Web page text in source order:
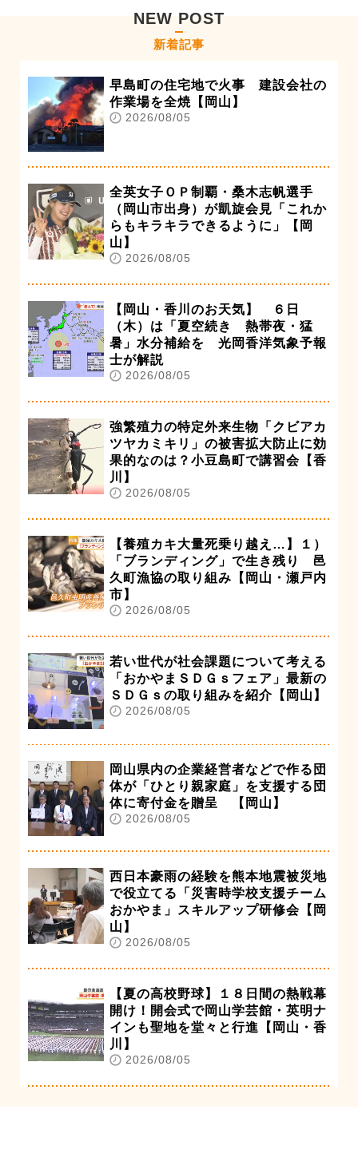
NEW POST
新着記事
早島町の住宅地で火事 建設会社の
作業場を全焼【岡山】
2026/08/05
全英女子ＯＰ制覇・桑木志帆選手
（岡山市出身）が凱旋会見「これか
らもキラキラできるように」【岡
山】
2026/08/05
【岡山・香川のお天気】 ６日
（木）は「夏空続き 熱帯夜・猛
暑」水分補給を 光岡香洋気象予報
士が解説
2026/08/05
強繁殖力の特定外来生物「クビアカ
ツヤカミキリ」の被害拡大防止に効
果的なのは？小豆島町で講習会【香
川】
2026/08/05
【養殖カキ大量死乗り越え…】１）
「ブランディング」で生き残り 邑
久町漁協の取り組み【岡山・瀬戸内
市】
2026/08/05
若い世代が社会課題について考える
「おかやまＳＤＧｓフェア」最新の
ＳＤＧｓの取り組みを紹介【岡山】
2026/08/05
岡山県内の企業経営者などで作る団
体が「ひとり親家庭」を支援する団
体に寄付金を贈呈 【岡山】
2026/08/05
西日本豪雨の経験を熊本地震被災地
で役立てる「災害時学校支援チーム
おかやま」スキルアップ研修会【岡
山】
2026/08/05
【夏の高校野球】１８日間の熱戦幕
開け！開会式で岡山学芸館・英明ナ
インも聖地を堂々と行進【岡山・香
川】
2026/08/05